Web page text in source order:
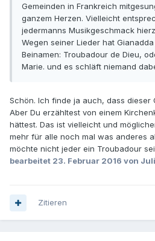
Gemeinden in Frankreich
ganzem Herzen. Vielleicht
jedermanns Musikgeschmack
Wegen seiner Lieder hat
Beinamen: Troubadour de Dieu,
Marie. und es schläft niemand
Schön. Ich finde ja auch, dass dieser
Aber Du erzähltest von einem
hättest. Das ist vielleicht und
mehr für alle noch mal was anderes
möchte nicht jeder ein Troubadour
bearbeitet 23. Februar 2016 von
Zitieren